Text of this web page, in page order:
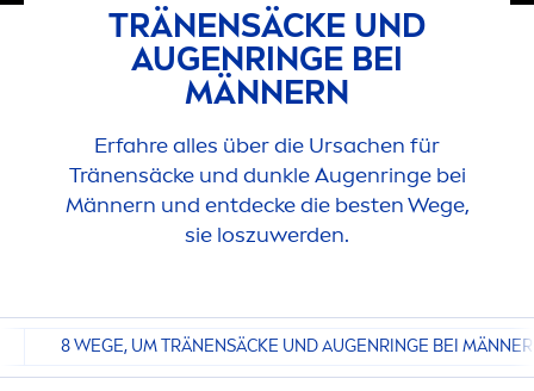
TRÄNENSÄCKE UND
AUGENRINGE BEI
MÄNNERN
Erfahre alles über die Ursachen für
Tränensäcke und dunkle Augenringe bei
Männern und entdecke die besten Wege,
sie loszuwerden.
8 WEGE, UM TRÄNENSÄCKE UND AUGENRINGE BEI